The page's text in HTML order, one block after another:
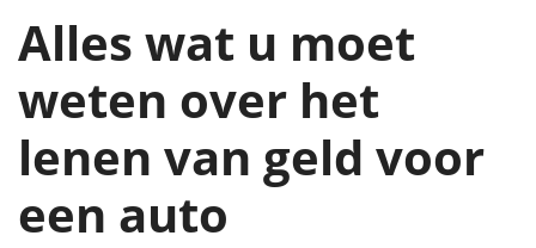
Alles wat u moet
weten over het
lenen van geld voor
een auto